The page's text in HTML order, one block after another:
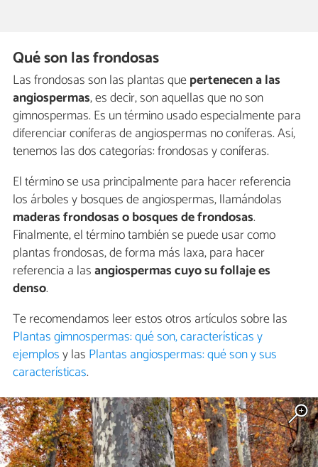
Qué son las frondosas
Las frondosas son las plantas quepertenecen a las
angiospermas, es decir, son aquellas que no son
gimnospermas. Es un término usado especialmente para
diferenciar coníferas de angiospermas no coníferas. Así,
tenemos las dos categorías: frondosas y coníferas.
El término se usa principalmente para hacer referencia
los árboles y bosques de angiospermas, llamándolas
maderas frondosas o bosques de frondosas.
Finalmente, el término también se puede usar como
plantas frondosas, de forma más laxa, para hacer
referencia a lasangiospermas cuyo su follaje es
denso.
Te recomendamos leer estos otros artículos sobre las
Plantas gimnospermas: qué son, características y
ejemplosy las Plantas angiospermas: qué son y sus
características.